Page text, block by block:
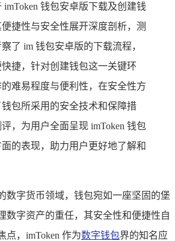
imToken 钱包安卓版下载及创建钱
捷性与安全性展开深度剖析，测
了 im 钱包安卓版的下载流程，
捷，针对创建钱包这一关键环
难易程度与便利性，在安全性方
包所采用的安全技术和保障措
，为用户全面呈现 imToken 钱包
的表现，助力用户更好地了解和
数字货币领域，钱包宛如一座坚固的堡
数字资产的重任，其安全性和便捷性自
点，imToken 作为数字钱包界的知名应